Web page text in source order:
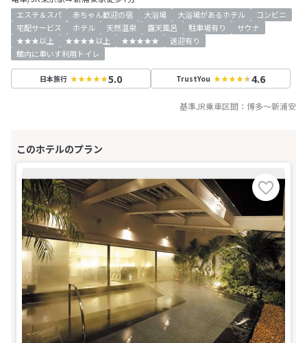
エステ＆スパ 赤ちゃん歓迎の宿 大浴場 大浴場があるホテル
コンビニ
宅配サービス
ホテル 天然温泉 露天風呂 駐車場有り
サウナ
★★★以上
★★★★以上 ★★★★★
送迎有り
館内に車いす利用トイレ
日本旅行 5.0 TrustYou 4.6
基準JR乗車区間： 博多～新浦安